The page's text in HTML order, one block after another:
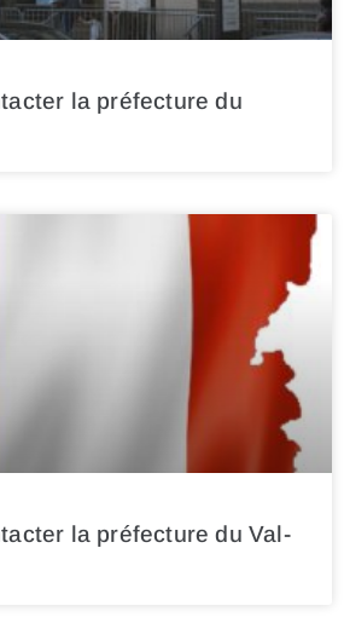
la préfecture du
la préfecture du Val-